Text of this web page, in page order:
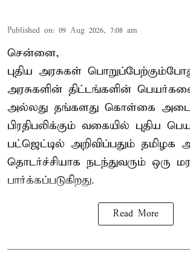
Published on: 09 Aug 2026, 7:08 am
சென்னை,
புதிய அரசுகள்
அரசுகளின் திட்டங்களின்
அல்லது தங்களது கொள்கை
பிரதிபலிக்கும் வகையில் புதிய
பட்ஜெட்டில் அறிவிப்பதும் தமிழக
தொடர்ச்சியாக நடந்துவரும் ஒரு
பார்க்கப்படுகிறது.
Read More